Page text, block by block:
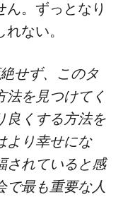
。ずっとなり
ない。
せず、このタ
法を見つけてく
良くする方法を
より幸せにな
されていると感
で最も重要な人